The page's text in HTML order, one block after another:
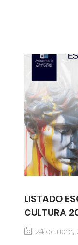
LISTADO
CULTURA
24 octubre,